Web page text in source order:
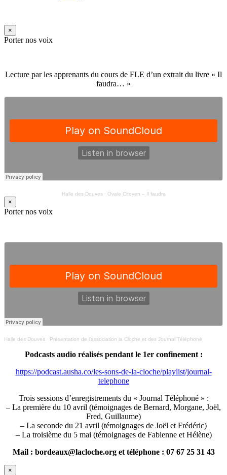
×
Porter nos voix
Lecture par les apprenants du cours de FLE d’un extrait du livre « Il
faudra… »
Halle des Douves· Ovale Citoyen – Il faudra
×
Porter nos voix
Halle des Douves · Présentation de l’association la Cloche et des Journal Téléphoné
Podcasts audio réalisés pendant le 1er confinement :
https://podcast.ausha.co/les-sons-de-la-cloche/playlist/journal-
telephone
Trois sessions d’enregistrements du « Journal Téléphoné » :
– La première du 10 avril (témoignages de Bernard, Morgane, Joël,
Fred, Guillaume)
– La seconde du 21 avril (témoignages de Joël et Frédéric)
– La troisième du 5 mai (témoignages de Fabienne et Hélène)
Mail : bordeaux@lacloche.org et téléphone : 07 67 25 31 43
×